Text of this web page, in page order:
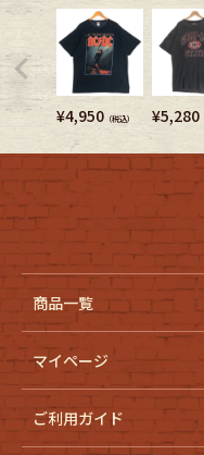
¥4,950 （税込） ¥5,280
商品一覧
マイページ
ご利用ガイド